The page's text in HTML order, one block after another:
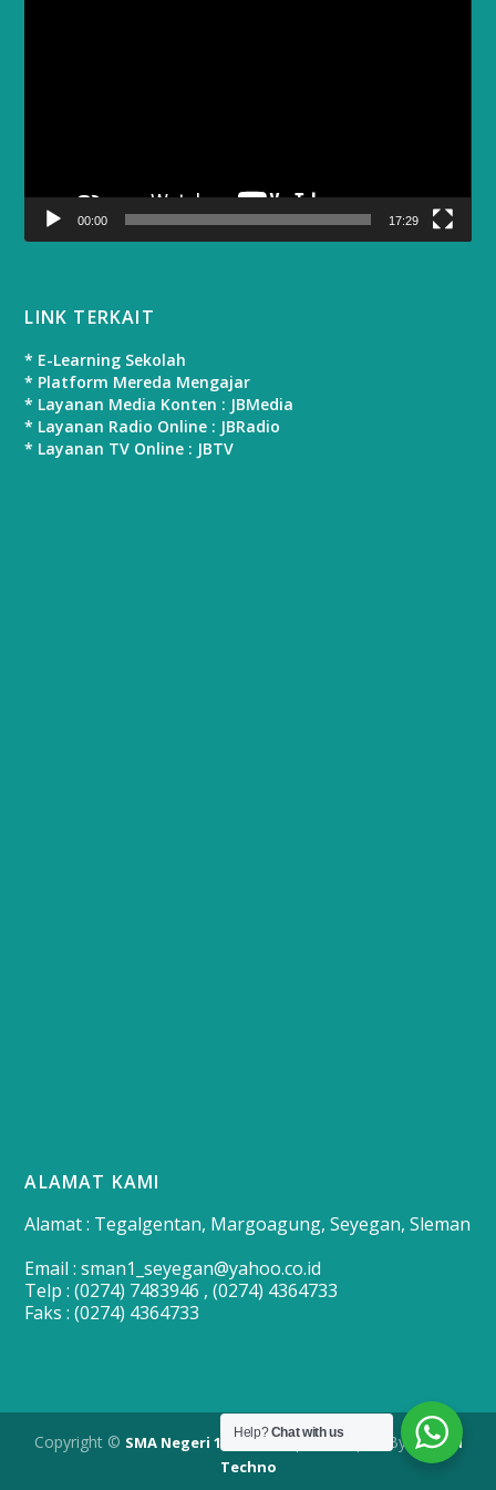
00:00 17:29
LINK TERKAIT
* E-Learning Sekolah
* Platform Mereda Mengajar
* Layanan Media Konten : JBMedia
* Layanan Radio Online : JBRadio
* Layanan TV Online : JBTV
ALAMAT KAMI
Alamat : Tegalgentan, Margoagung, Seyegan, Sleman
Email : sman1_seyegan@yahoo.co.id
Telp : (0274) 7483946 , (0274) 4364733
Faks : (0274) 4364733
Copyright © SMA Negeri 1 Seyegan| Developed By Merapi
Techno
Help?Chat with us